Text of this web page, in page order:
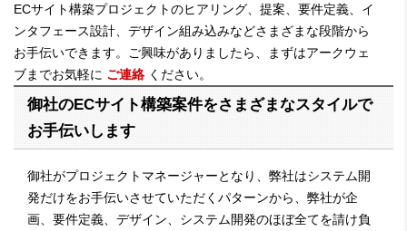
ECサイト構築プロジェクトのヒアリング、提案、要件定義、イ
ンタフェース設計、デザイン組み込みなどさまざまな段階から
お手伝いできます。ご興味がありましたら、まずはアークウェ
ブまでお気軽に ご連絡ください。
御社のECサイト構築案件をさまざまなスタイルで
お手伝いします
御社がプロジェクトマネージャーとなり、弊社はシステム開
発だけをお手伝いさせていただくパターンから、弊社が企
画、要件定義、デザイン、システム開発のほぼ全てを請け負